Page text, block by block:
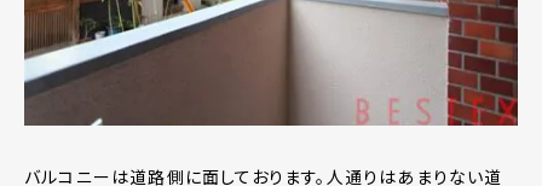
バルコニーは道路側に面しております。人通りはあまりない道